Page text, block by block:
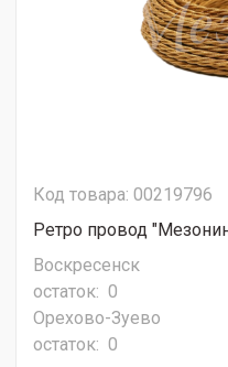
Код товара: 00219796
Ретро провод
Воскресенск
остаток: 0
Орехово-Зуево
остаток: 0